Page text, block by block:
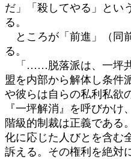
だ」「殺してやる」とい
る。
ところが「前進」（同
る。
「……脱落派は、一坪共
盟を内部から解体し条件
や彼らは自らの私利私欲
『一坪解消』を呼びかけ
階級的制裁は正義である
化に応じた人びとを含む
訴える。その権利を絶対